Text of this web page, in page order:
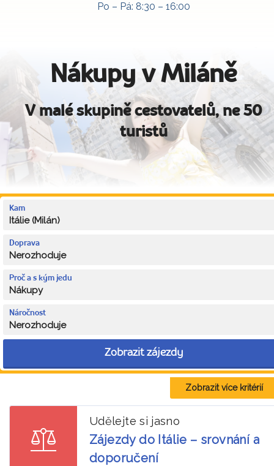
Po – Pá: 8:30 – 16:00
Nákupy v Miláně
V malé skupině cestovatelů, ne 50
turistů
Kam
Itálie (Milán)
Doprava
Nerozhoduje
Proč a s kým jedu
Nákupy
Náročnost
Nerozhoduje
Zobrazit zájezdy
Zobrazit více kritérií
Udělejte si jasno
Zájezdy do Itálie – srovnání a
doporučení